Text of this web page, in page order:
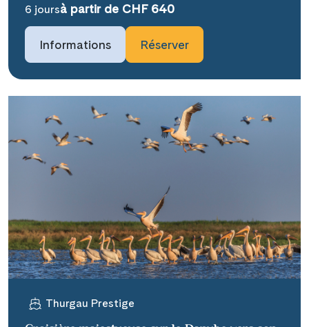
6 joursà partir de CHF 640
Informations Réserver
Thurgau Prestige